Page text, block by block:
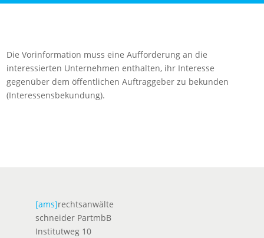
Die Vorinformation muss eine Aufforderung an die
interessierten Unternehmen enthalten, ihr Interesse
gegenüber dem öffentlichen Auftraggeber zu bekunden
(Interessensbekundung).
[ams]rechtsanwälte
schneider PartmbB
Institutweg 10